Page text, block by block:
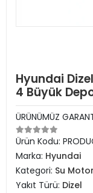
Hyundai
4 Büyük
ÜRÜNÜMÜZ
Ürün Kodu:
Marka: Hyundai
Kategori: Su
Yakıt Türü: Dizel